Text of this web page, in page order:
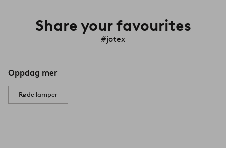
Share your favourites
#jotex
Oppdag mer
Røde lamper